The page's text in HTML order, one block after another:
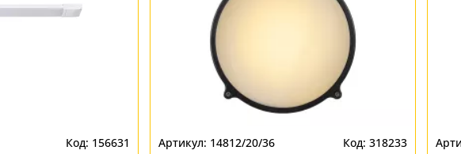
156631 14812/20/36 318233